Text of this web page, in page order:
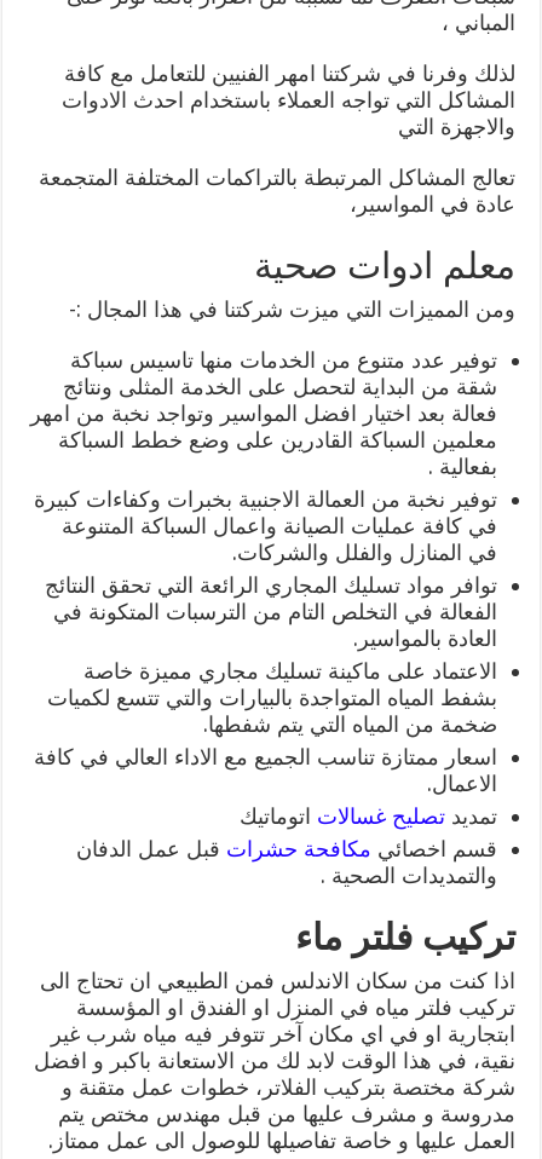
المباني ،
لذلك وفرنا في شركتنا امهر الفنيين للتعامل مع كافة
المشاكل التي تواجه العملاء باستخدام احدث الادوات
والاجهزة التي
تعالج المشاكل المرتبطة بالتراكمات المختلفة المتجمعة
عادة في المواسير،
معلم ادوات صحية
ومن المميزات التي ميزت شركتنا في هذا المجال :-
توفير عدد متنوع من الخدمات منها تاسيس سباكة
شقة من البداية لتحصل على الخدمة المثلى ونتائج
فعالة بعد اختيار افضل المواسير وتواجد نخبة من امهر
معلمين السباكة القادرين على وضع خطط السباكة
بفعالية .
توفير نخبة من العمالة الاجنبية بخبرات وكفاءات كبيرة
في كافة عمليات الصيانة واعمال السباكة المتنوعة
في المنازل والفلل والشركات.
توافر مواد تسليك المجاري الرائعة التي تحقق النتائج
الفعالة في التخلص التام من الترسبات المتكونة في
العادة بالمواسير.
الاعتماد على ماكينة تسليك مجاري مميزة خاصة
بشفط المياه المتواجدة بالبيارات والتي تتسع لكميات
ضخمة من المياه التي يتم شفطها.
اسعار ممتازة تناسب الجميع مع الاداء العالي في كافة
الاعمال.
تمديدتصليح غسالات اتوماتيك
قسم اخصائي مكافحة حشرات قبل عمل الدفان
والتمديدات الصحية .
تركيب فلتر ماء
اذا كنت من سكان الاندلس فمن الطبيعي ان تحتاج الى
تركيب فلتر مياه في المنزل او الفندق او المؤسسة
ابتجارية او في اي مكان آخر تتوفر فيه مياه شرب غير
نقية، في هذا الوقت لابد لك من الاستعانة باكبر و افضل
شركة مختصة بتركيب الفلاتر، خطوات عمل متقنة و
مدروسة و مشرف عليها من قبل مهندس مختص يتم
العمل عليها و خاصة تفاصيلها للوصول الى عمل ممتاز.